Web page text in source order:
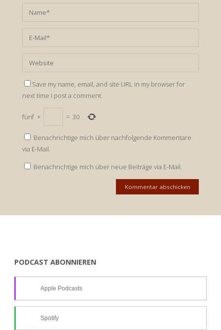
Save my name, email, and site URL in my browser for
next time I post a comment.
fünf × = 30
Benachrichtige mich über nachfolgende Kommentare
via E-Mail.
Benachrichtige mich über neue Beiträge via E-Mail.
PODCAST ABONNIEREN
Apple Podcasts
Spotify